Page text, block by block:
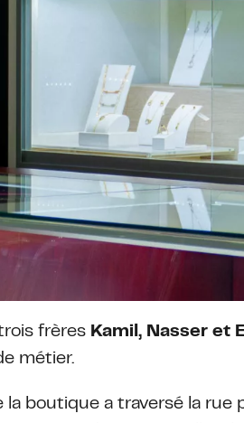
frères Kamil, Nasser et
métier.
la boutique a traversé la rue